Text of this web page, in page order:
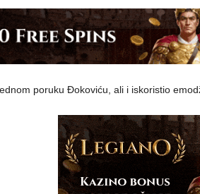
poruku Đokoviću, ali i iskoristio